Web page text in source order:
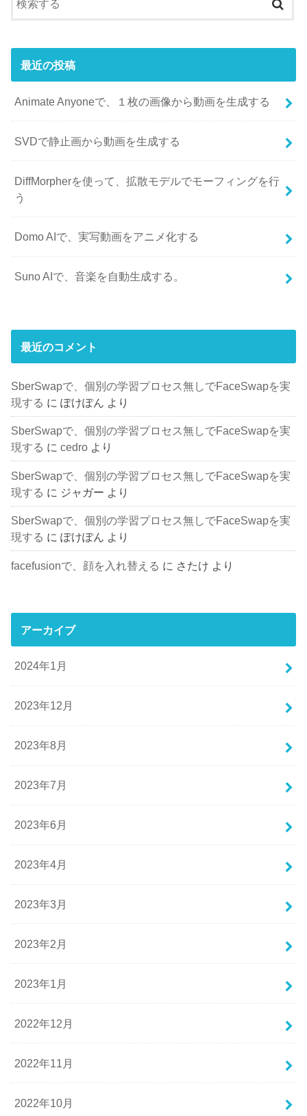
最近の投稿
Animate Anyoneで、１枚の画像から動画を生成する
SVDで静止画から動画を生成する
DiffMorpherを使って、拡散モデルでモーフィングを行
う
Domo AIで、実写動画をアニメ化する
Suno AIで、音楽を自動生成する。
最近のコメント
SberSwapで、個別の学習プロセス無しでFaceSwapを実
現する にぽけぽん より
SberSwapで、個別の学習プロセス無しでFaceSwapを実
現する にcedro より
SberSwapで、個別の学習プロセス無しでFaceSwapを実
現する に ジャガー より
SberSwapで、個別の学習プロセス無しでFaceSwapを実
現する にぽけぽん より
facefusionで、顔を入れ替える に さたけ より
アーカイブ
2024年1月
2023年12月
2023年8月
2023年7月
2023年6月
2023年4月
2023年3月
2023年2月
2023年1月
2022年12月
2022年11月
2022年10月